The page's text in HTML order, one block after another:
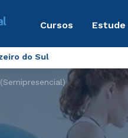
Cursos
do Sul